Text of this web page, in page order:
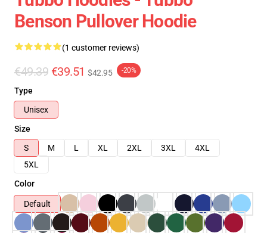
Benson Pullover Hoodie
(1 customer reviews)
€49.39 €39.51 $42.95 -20%
Type
Unisex
Size
S
M L XL 2XL 3XL
4XL
5XL
Color
Default